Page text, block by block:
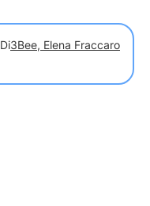
Di3Bee, Elena Fraccaro